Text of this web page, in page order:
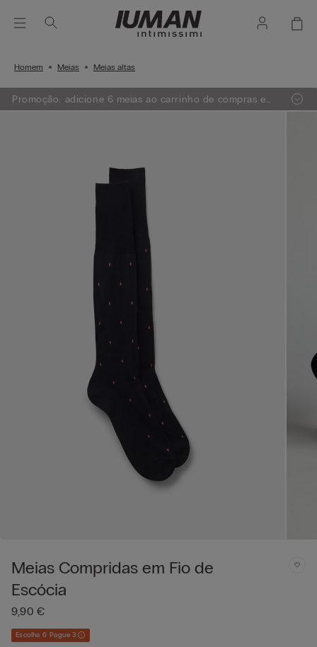
Homem Meias Meias altas
Promoção: adicione 6 meias ao carrinho de compras e
receba GRÁTIS as 3 meias de menor valor.
Meias Compridas em Fio de
Escócia
9,90 €
Escolha 6 Pague 3